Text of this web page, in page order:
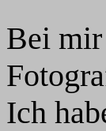
Bei
Ich